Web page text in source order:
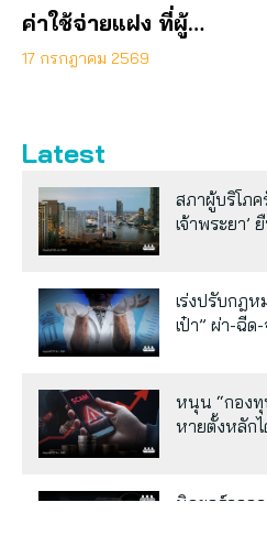
Latest
สภาผู้บริโภค
เจ้าพระยา
เร่งปรับกฎ
เป๋า” ผ่า-ฉีด
หนุน “กองทุ
หายตั้งหลัก
นิวยอร์กออก
ค่าใช้จ่ายแฝง ที่ผู้
ปกครองต้องแบก
17 กรกฎาคม 2569